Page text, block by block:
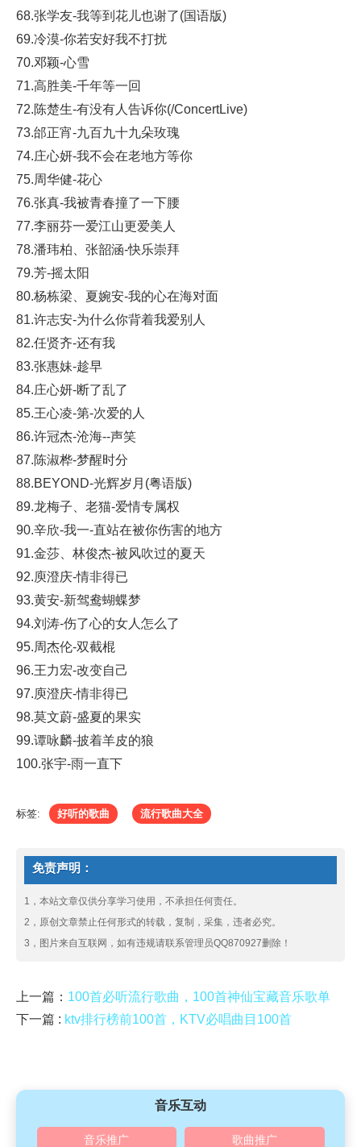
68.张学友-我等到花儿也谢了(国语版)
69.冷漠-你若安好我不打扰
70.邓颖-心雪
71.高胜美-千年等一回
72.陈楚生-有没有人告诉你(/ConcertLive)
73.邰正宵-九百九十九朵玫瑰
74.庄心妍-我不会在老地方等你
75.周华健-花心
76.张真-我被青春撞了一下腰
77.李丽芬一爱江山更爱美人
78.潘玮柏、张韶涵-快乐崇拜
79.芳-摇太阳
80.杨栋梁、夏婉安-我的心在海对面
81.许志安-为什么你背着我爱别人
82.任贤齐-还有我
83.张惠妹-趁早
84.庄心妍-断了乱了
85.王心凌-第-次爱的人
86.许冠杰-沧海--声笑
87.陈淑桦-梦醒时分
88.BEYOND-光辉岁月(粤语版)
89.龙梅子、老猫-爱情专属权
90.辛欣-我一-直站在被你伤害的地方
91.金莎、林俊杰-被风吹过的夏天
92.庾澄庆-情非得已
93.黄安-新驾鸯蝴蝶梦
94.刘涛-伤了心的女人怎么了
95.周杰伦-双截棍
96.王力宏-改变自己
97.庾澄庆-情非得已
98.莫文蔚-盛夏的果实
99.谭咏麟-披着羊皮的狼
100.张宇-雨一直下
标签: 好听的歌曲 流行歌曲大全
免责声明：
1，本站文章仅供分享学习使用，不承担任何责任。
2，原创文章禁止任何形式的转载，复制，采集，违者必究。
3，图片来自互联网，如有违规请联系管理员QQ870927删除！
上一篇： 100首必听流行歌曲，100首神仙宝藏音乐歌单
下一篇 : ktv排行榜前100首，KTV必唱曲目100首
音乐互动
音乐推广 歌曲推广